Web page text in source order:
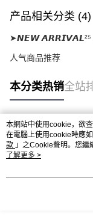
产品相关分类 (4)
➤𝙉𝙀𝙒 𝘼𝙍𝙍𝙄𝙑𝘼𝙇²⁵
人气商品推荐
本分类热销全站
热门标签
本網站中使用cookie，欲
在電腦上使用cookie時應
款 」之Cookie聲明。您繼
之Cookie聲明使用cookie。
了解更多 >